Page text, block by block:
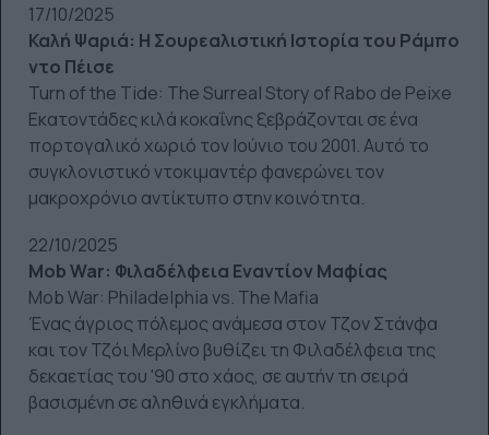
17/10/2025
Καλή Ψαριά: Η Σουρεαλιστική Ιστορία του Ράμπο
ντο Πέισε
Turn of the Tide: The Surreal Story of Rabo de Peixe
Εκατοντάδες κιλά κοκαΐνης ξεβράζονται σε ένα
πορτογαλικό χωριό τον Ιούνιο του 2001. Αυτό το
συγκλονιστικό ντοκιμαντέρ φανερώνει τον
μακροχρόνιο αντίκτυπο στην κοινότητα.
22/10/2025
Mob War: Φιλαδέλφεια Εναντίον Μαφίας
Mob War: Philadelphia vs. The Mafia
Ένας άγριος πόλεμος ανάμεσα στον Τζον Στάνφα
και τον Τζόι Μερλίνο βυθίζει τη Φιλαδέλφεια της
δεκαετίας του '90 στο χάος, σε αυτήν τη σειρά
βασισμένη σε αληθινά εγκλήματα.